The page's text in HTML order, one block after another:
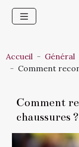
Accueil
Général
Comment
Comment
chaussures ?